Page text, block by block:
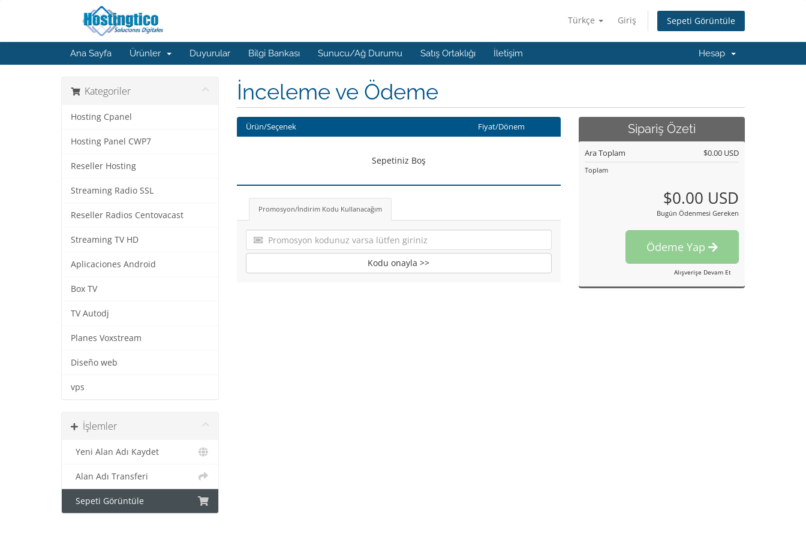
Türkçe Giriş Sepeti Görüntüle
Ana Sayfa Ürünler Duyurular Bilgi Bankası Sunucu/Ağ Durumu Satış Ortaklığı İletişim Hesap
Kategoriler
Hosting Cpanel
Hosting Panel CWP7
Reseller Hosting
Streaming Radio SSL
Reseller Radios Centovacast
Streaming TV HD
Aplicaciones Android
Box TV
TV Autodj
Planes Voxstream
Diseño web
vps
İşlemler
Yeni Alan Adı Kaydet
Alan Adı Transferi
Sepeti Görüntüle
İnceleme ve Ödeme
Ürün/Seçenek Fiyat/Dönem
Sepetiniz Boş
Promosyon/İndirim Kodu Kullanacağım
Kodu onayla >>
Sipariş Özeti
Ara Toplam $0.00 USD
Toplam
$0.00 USD
Bugün Ödenmesi Gereken
Ödeme Yap
Alışverişe Devam Et